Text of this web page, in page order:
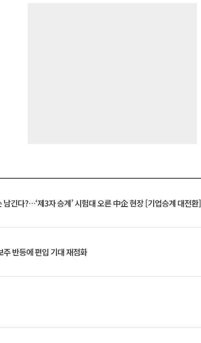
남긴다?…‘제3자 승계’ 시험대 오른 中企 현장 [기업승계 대전환]
반등에 편입 기대 재점화